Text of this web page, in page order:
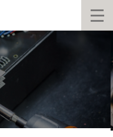
工程學院
College of Engineering